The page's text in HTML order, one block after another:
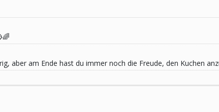
aber am Ende hast du immer noch die Freude, den Kuchen